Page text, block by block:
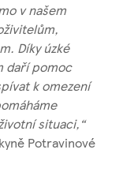
v našem
Díky úzké
daří pomoc
k omezení
situaci,“
Potravinové